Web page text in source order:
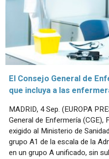
El Consejo General de
que incluya a las
MADRID, 4 Sep. (EUROPA
General de Enfermería (CGE),
exigido al Ministerio de
grupo A1 de la escala de la
en un grupo A unificado, sin